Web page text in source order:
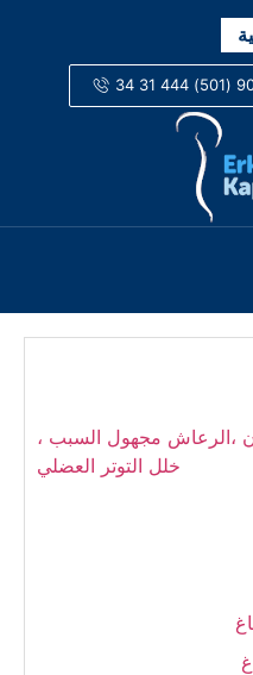
،الرعاش مجهول السبب ،
خلل التوتر العضلي